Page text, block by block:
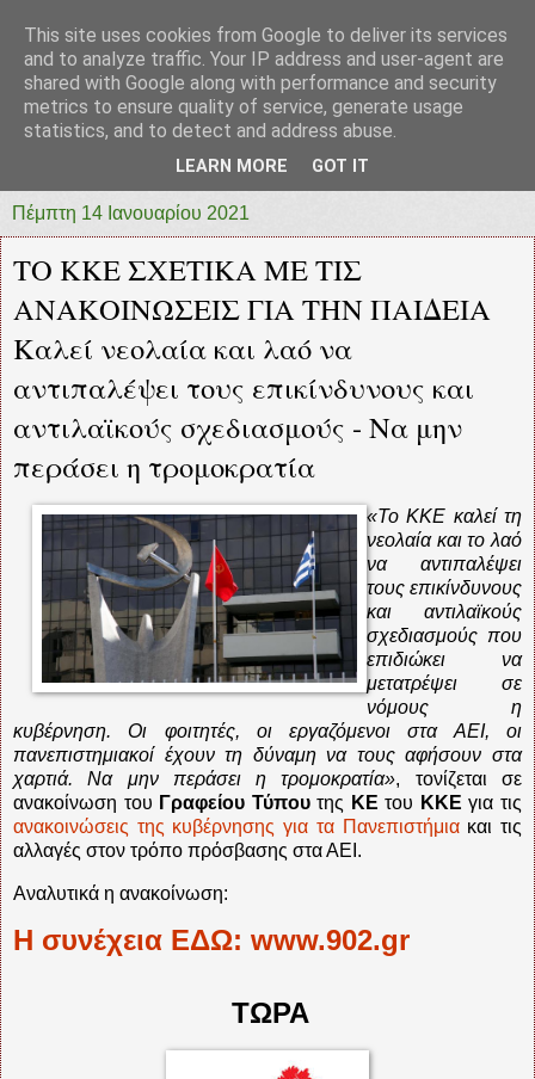
prototypia
"ΠΡΩΤΟΤΥΠΙΑ" * ΑΝΕΞΑΡΤΗΤΗ-ΗΛΕΚΤΡΟΝΙΚΗ-
Πέμπτη 14 Ιανουαρίου 2021
ΤΟ ΚΚΕ ΣΧΕΤΙΚΑ ΜΕ ΤΙΣ
ΑΝΑΚΟΙΝΩΣΕΙΣ ΓΙΑ ΤΗΝ ΠΑΙΔΕΙΑ
Καλεί νεολαία και λαό να
αντιπαλέψει τους επικίνδυνους και
αντιλαϊκούς σχεδιασμούς - Να μην
περάσει η τρομοκρατία
«Το ΚΚΕ καλεί τη
νεολαία και το λαό
να αντιπαλέψει
τους επικίνδυνους
και αντιλαϊκούς
σχεδιασμούς που
επιδιώκει να
μετατρέψει σε
νόμους η
κυβέρνηση. Οι φοιτητές, οι εργαζόμενοι στα ΑΕΙ, οι
πανεπιστημιακοί έχουν τη δύναμη να τους αφήσουν στα
χαρτιά. Να μην περάσει η τρομοκρατία», τονίζεται σε
ανακοίνωση του Γραφείου Τύπουτης ΚΕ του ΚΚΕ για τις
ανακοινώσεις της κυβέρνησης για τα Πανεπιστήμιακαι τις
αλλαγές στον τρόπο πρόσβασης στα ΑΕΙ.
Αναλυτικά η ανακοίνωση:
Η συνέχεια ΕΔΩ: www.902.gr
ΤΩΡΑ
This site uses cookies from Google to deliver its services
and to analyze traffic. Your IP address and user-agent are
shared with Google along with performance and security
metrics to ensure quality of service, generate usage
statistics, and to detect and address abuse.
LEARN MORE GOT IT